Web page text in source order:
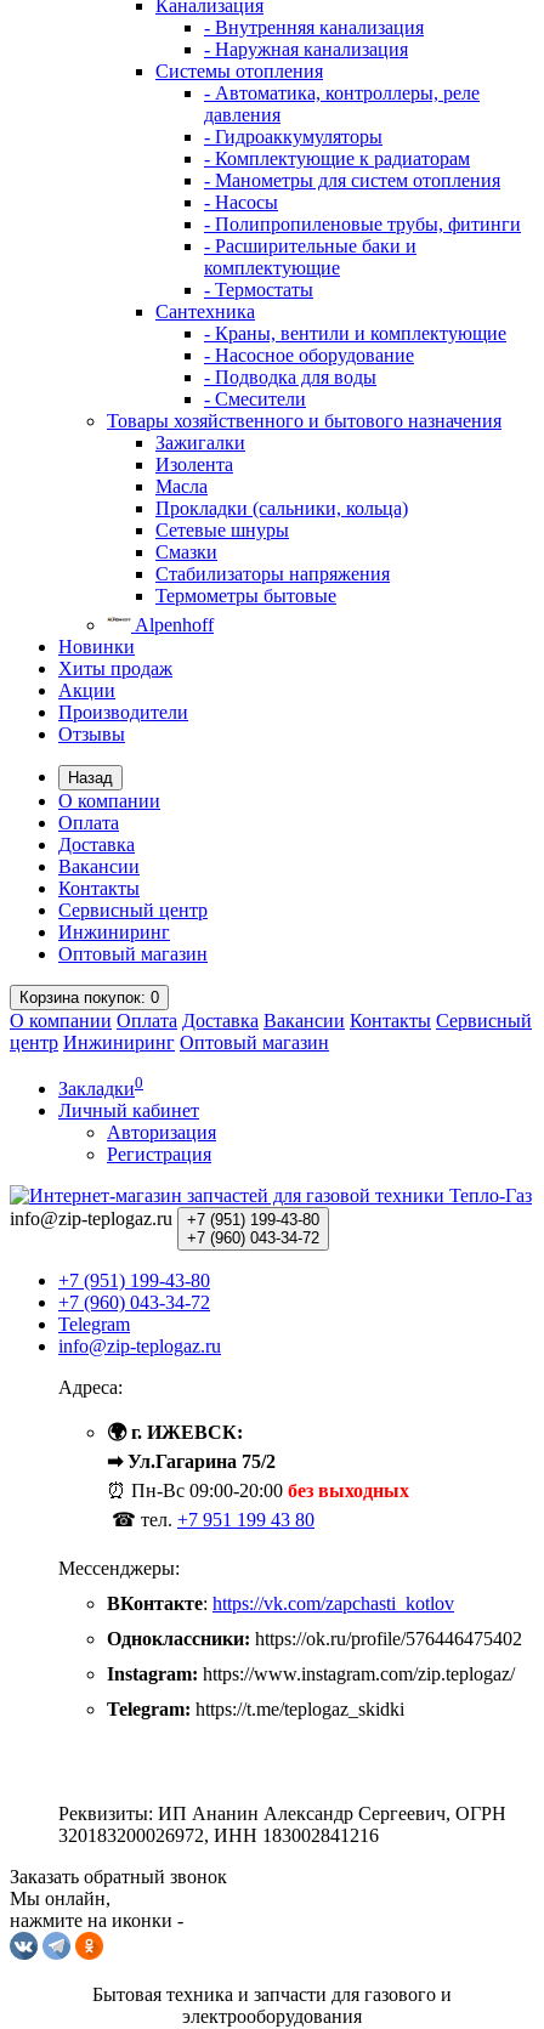
Канализация
- Внутренняя канализация
- Наружная канализация
Системы отопления
- Автоматика, контроллеры, реле
давления
- Гидроаккумуляторы
- Комплектующие к радиаторам
- Манометры для систем отопления
- Насосы
- Полипропиленовые трубы, фитинги
- Расширительные баки и
комплектующие
- Термостаты
Сантехника
- Краны, вентили и комплектующие
- Насосное оборудование
- Подводка для воды
- Смесители
Товары хозяйственного и бытового назначения
Зажигалки
Изолента
Масла
Прокладки (сальники, кольца)
Сетевые шнуры
Смазки
Стабилизаторы напряжения
Термометры бытовые
Alpenhoff
Новинки
Хиты продаж
Акции
Производители
Отзывы
Назад
О компании
Оплата
Доставка
Вакансии
Контакты
Сервисный центр
Инжиниринг
Оптовый магазин
Корзинапокупок: 0
О компании Оплата Доставка Вакансии Контакты Сервисный
центр Инжиниринг Оптовый магазин
Закладки0
Личный кабинет
Авторизация
Регистрация
info@zip-teplogaz.ru +7 (951) 199-43-80
+7 (960) 043-34-72
+7 (951) 199-43-80
+7 (960) 043-34-72
Telegram
info@zip-teplogaz.ru
Адреса:
🌍 г. ИЖЕВСК:
➡ Ул.Гагарина 75/2
⏰ Пн-Вс 09:00-20:00 без выходных
☎ тел. +7 951 199 43 80
Мессенджеры:
ВКонтакте: https://vk.com/zapchasti_kotlov
Одноклассники: https://ok.ru/profile/576446475402
Instagram: https://www.instagram.com/zip.teplogaz/
Telegram: https://t.me/teplogaz_skidki
Реквизиты: ИП Ананин Александр Сергеевич, ОГРН
320183200026972, ИНН 183002841216
Заказать обратный звонок
Мы онлайн,
нажмите на иконки -
Бытовая техника и запчасти для газового и
электрооборудования